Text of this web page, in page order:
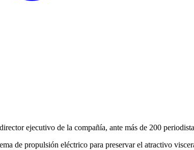
ejecutivo de la compañía, ante más de 200
de propulsión eléctrico para preservar el atractivo